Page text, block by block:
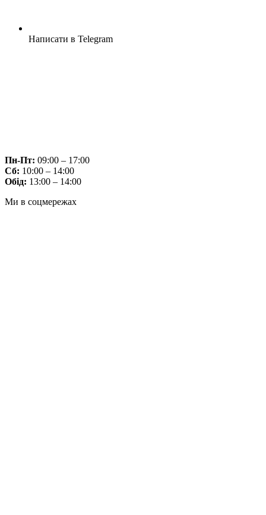
Написати в Telegram
Пн-Пт: 09:00 – 17:00
Сб: 10:00 – 14:00
Обід: 13:00 – 14:00
Ми в соцмережах